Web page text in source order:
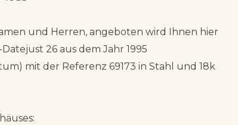
und Herren, angeboten wird Ihnen hier
26 aus dem Jahr 1995
mit der Referenz 69173 in Stahl und 18k